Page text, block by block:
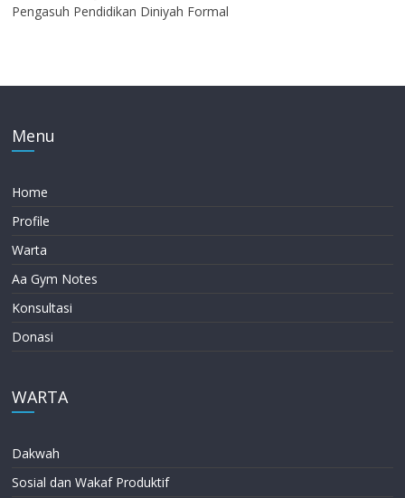
Pengasuh Pendidikan Diniyah Formal
Menu
Home
Profile
Warta
Aa Gym Notes
Konsultasi
Donasi
WARTA
Dakwah
Sosial dan Wakaf Produktif